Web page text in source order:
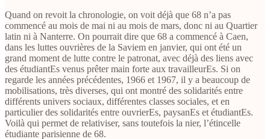
Quand on revoit la chronologie, on voit déjà que 68 n’a pas
commencé au mois de mai ni au mois de mars, donc ni au Quartier
latin ni à Nanterre. On pourrait dire que 68 a commencé à Caen,
dans les luttes ouvrières de la Saviem en janvier, qui ont été un
grand moment de lutte contre le patronat, avec déjà des liens avec
des étudiantEs venus prêter main forte aux travailleurEs. Si on
regarde les années précédentes, 1966 et 1967, il y a beaucoup de
mobilisations, très diverses, qui ont montré des solidarités entre
différents univers sociaux, différentes classes sociales, et en
particulier des solidarités entre ouvrierEs, paysanEs et étudiantEs.
Voilà qui permet de relativiser, sans toutefois la nier, l’étincelle
étudiante parisienne de 68.